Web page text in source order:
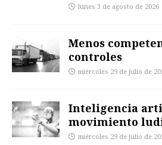
lunes 3 de agosto de 2026
Menos
controles
miércoles 29 de julio de
Inteligencia
movimiento
miércoles 29 de julio de